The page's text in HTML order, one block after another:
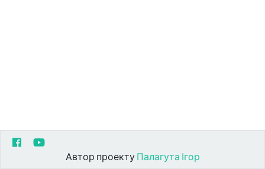
Автор проекту Палагута Ігор